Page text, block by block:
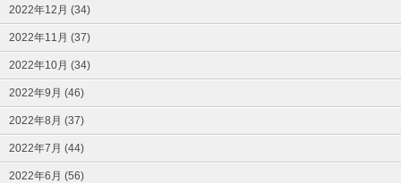
2022年12月 (34)
2022年11月 (37)
2022年10月 (34)
2022年9月 (46)
2022年8月 (37)
2022年7月 (44)
2022年6月 (56)